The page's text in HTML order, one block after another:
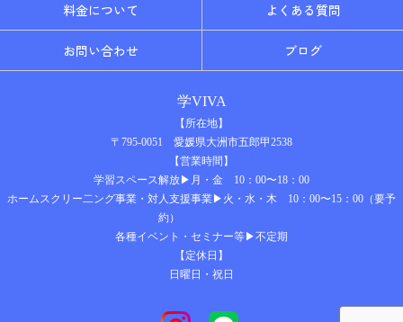
料金について よくある質問
お問い合わせ ブログ
学VIVA
【所在地】
〒795-0051 愛媛県大洲市五郎甲2538
【営業時間】
学習スペース解放▶月・金 10：00〜18：00
ホームスクリー二ング事業・対人支援事業▶火・水・木 10：00〜15：00（要予
約）
各種イベント・セミナー等▶不定期
【定休日】
日曜日・祝日